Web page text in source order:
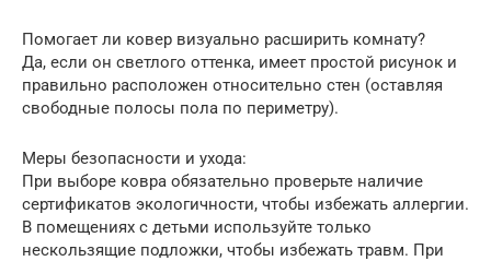
Помогает ли ковер визуально расширить комнату?
Да, если он светлого оттенка, имеет простой рисунок и
правильно расположен относительно стен (оставляя
свободные полосы пола по периметру).
Меры безопасности и ухода:
При выборе ковра обязательно проверьте наличие
сертификатов экологичности, чтобы избежать аллергии.
В помещениях с детьми используйте только
нескользящие подложки, чтобы избежать травм. При